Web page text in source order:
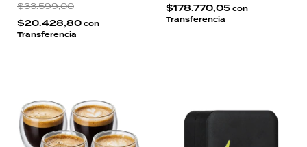
$33.599,00
$20.428,80 con
Transferencia
$178.770,05 con
Transferencia